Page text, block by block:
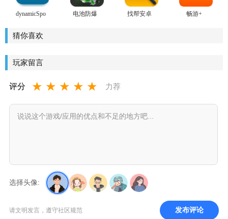
dynamicSpot
电池防爆
找帮安卓
畅游+
猜你喜欢
玩家留言
评分 ★ ★ ★ ★ ★ 力荐
选择头像:
请文明发言，遵守社区规范 发布评论